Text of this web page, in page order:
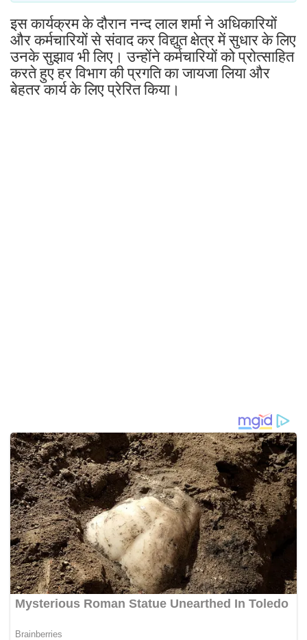
इस कार्यक्रम के दौरान नन्द लाल शर्मा ने अधिकारियों
और कर्मचारियों से संवाद कर विद्युत क्षेत्र में सुधार के लिए
उनके सुझाव भी लिए। उन्होंने कर्मचारियों को प्रोत्साहित
करते हुए हर विभाग की प्रगति का जायजा लिया और
बेहतर कार्य के लिए प्रेरित किया।